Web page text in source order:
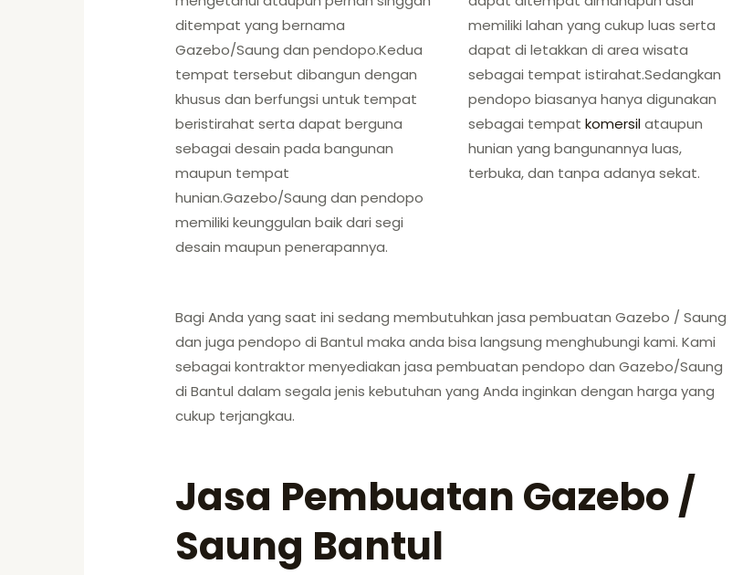
ditempat yang bernama
Gazebo/Saung dan pendopo.Kedua
tempat tersebut dibangun dengan
khusus dan berfungsi untuk tempat
beristirahat serta dapat berguna
sebagai desain pada bangunan
maupun tempat
hunian.Gazebo/Saung dan pendopo
memiliki keunggulan baik dari segi
desain maupun penerapannya.
memiliki lahan yang cukup luas serta
dapat di letakkan di area wisata
sebagai tempat istirahat.Sedangkan
pendopo biasanya hanya digunakan
sebagai tempat komersilataupun
hunian yang bangunannya luas,
terbuka, dan tanpa adanya sekat.
Bagi Anda yang saat ini sedang membutuhkan jasa pembuatan Gazebo / Saung
dan juga pendopo di Bantul maka anda bisa langsung menghubungi kami. Kami
sebagai kontraktor menyediakan jasa pembuatan pendopo dan Gazebo/Saung
di Bantul dalam segala jenis kebutuhan yang Anda inginkan dengan harga yang
cukup terjangkau.
Jasa Pembuatan Gazebo /
Saung Bantul